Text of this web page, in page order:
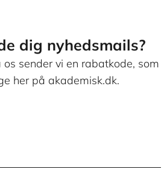
dig nyhedsmails?
sender vi en rabatkode, som
her på akademisk.dk.